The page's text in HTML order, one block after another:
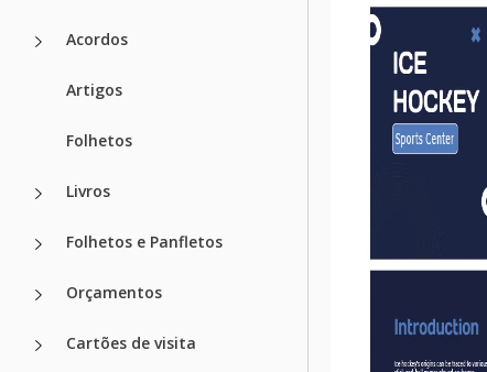
Acordos
Artigos
Folhetos
Livros
Folhetos e Panfletos
Orçamentos
Cartões de visita